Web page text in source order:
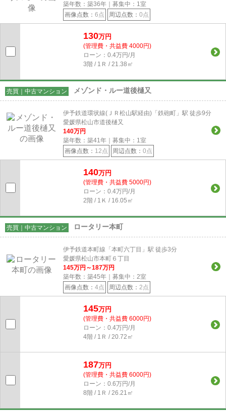
築年数：築36年｜募集中： 1室
画像点数： 6点 周辺点数： 0点
130万円
(管理費・共益費 4000円)
ローン：0.4万円/月
3階 / 1Ｒ / 21.38㎡
売買｜中古マンション メゾンド・ルー道後樋又
伊予鉄道環状線(ＪＲ松山駅経由)「鉄砲町」駅 徒歩9分
愛媛県松山市道後樋又
140万円
築年数：築41年｜募集中： 1室
画像点数： 12点 周辺点数： 0点
140万円
(管理費・共益費 5000円)
ローン：0.4万円/月
2階 / 1Ｋ / 16.05㎡
売買｜中古マンション ロータリー本町
伊予鉄道本町線「本町六丁目」駅 徒歩3分
愛媛県松山市本町６丁目
145万円～187万円
築年数：築45年｜募集中： 2室
画像点数： 4点 周辺点数： 2点
145万円
(管理費・共益費 6000円)
ローン：0.4万円/月
4階 / 1Ｒ / 20.72㎡
187万円
(管理費・共益費 6000円)
ローン：0.6万円/月
8階 / 1Ｒ / 26.21㎡